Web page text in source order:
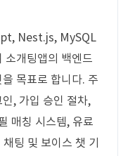
Nest.js, MySQL
소개팅앱의 백엔드
목표로 합니다. 주
, 가입 승인 절차,
매칭 시스템, 유료
팅 및 보이스 챗 기